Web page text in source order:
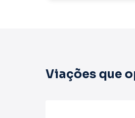
Viações que